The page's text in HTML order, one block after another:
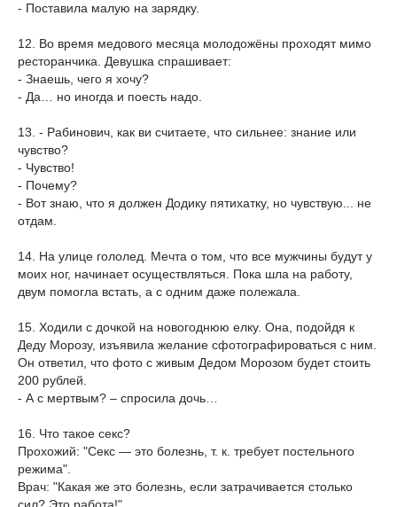
- Поставила малую на зарядку.
12. Во время медового месяца молодожёны проходят мимо
ресторанчика. Девушка спрашивает:
- Знаешь, чего я хочу?
- Да… но иногда и поесть надо.
13. - Рабинович, как ви считаете, что сильнее: знание или
чувство?
- Чувство!
- Почему?
- Вот знаю, что я должен Додику пятихатку, но чувствую... не
отдам.
14. На улице гололед. Мечта о том, что все мужчины будут у
моих ног, начинает осуществляться. Пока шла на работу,
двум помогла встать, а с одним даже полежала.
15. Ходили с дочкой на новогоднюю елку. Она, подойдя к
Деду Морозу, изъявила желание сфотографироваться с ним.
Он ответил, что фото с живым Дедом Морозом будет стоить
200 рублей.
- А с мертвым? – спросила дочь…
16. Что такое секс?
Прохожий: "Секс — это болезнь, т. к. требует постельного
режима".
Врач: "Какая же это болезнь, если затрачивается столько